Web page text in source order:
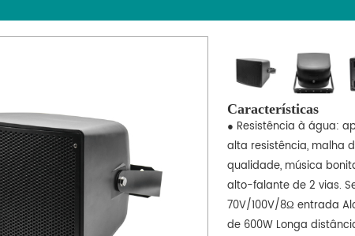
Características
● Resistência à água:
alta resistência, malha
qualidade, música
alto-falante de 2 vias.
70V/100V/8Ω entrada
de 600W Longa